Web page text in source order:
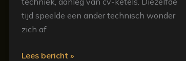
tijd speelde een ander technisch wonder
zich af
Lees bericht »